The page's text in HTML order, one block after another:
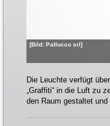
[Bild: Pallucco srl]
Die Leuchte verfügt
„Graffiti“ in die Luft zu
den Raum gestaltet